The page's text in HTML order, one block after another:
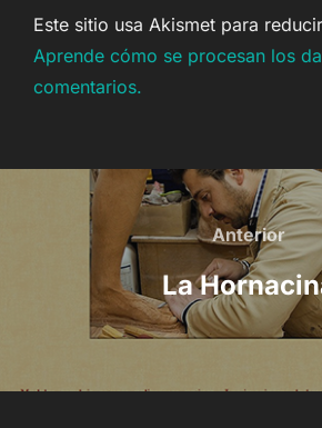
Este sitio usa Akismet para
Aprende cómo se procesan los
comentarios.
Navegación
entradas
Anterior
Anterior
La